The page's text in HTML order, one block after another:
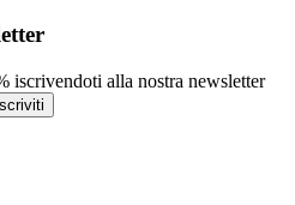
iscrivendoti alla nostra newsletter
Iscriviti